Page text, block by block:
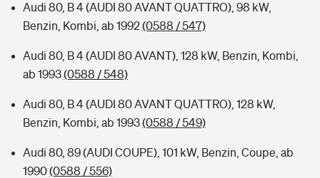
Audi 80, B 4 (AUDI 80 AVANT QUATTRO), 98 kW,
Benzin, Kombi, ab 1992(0588 / 547)
Audi 80, B 4 (AUDI 80 AVANT), 128 kW, Benzin, Kombi,
ab 1993(0588 / 548)
Audi 80, B 4 (AUDI 80 AVANT QUATTRO), 128 kW,
Benzin, Kombi, ab 1993(0588 / 549)
Audi 80, 89 (AUDI COUPE), 101 kW, Benzin, Coupe, ab
1990(0588 / 556)